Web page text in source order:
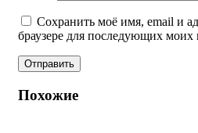
Сохранить моё имя, email и
браузере для последующих моих
Похожие